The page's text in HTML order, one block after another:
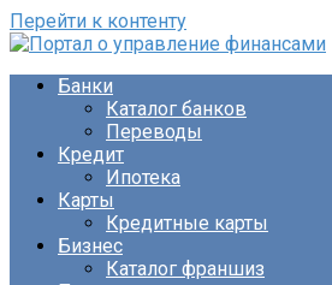
Перейти к контенту
Банки
Каталог банков
Переводы
Кредит
Ипотека
Карты
Кредитные карты
Бизнес
Каталог франшиз